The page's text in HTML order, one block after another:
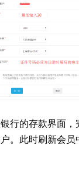
行的存款界面，
。此时刷新会员